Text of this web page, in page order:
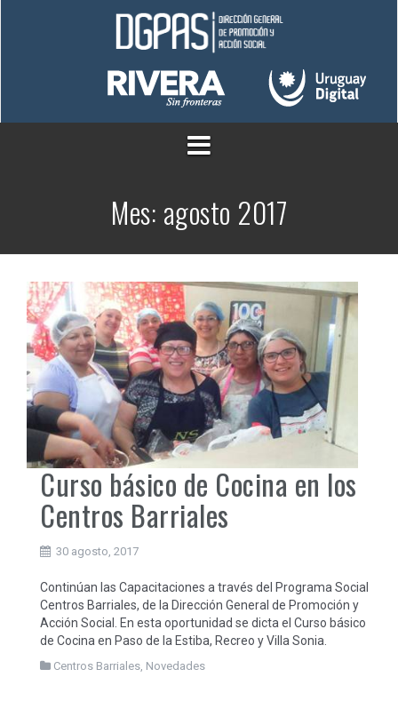
Mes: agosto 2017
Curso básico de Cocina en los
Centros Barriales
30 agosto, 2017
Continúan las Capacitaciones a través del Programa Social
Centros Barriales, de la Dirección General de Promoción y
Acción Social. En esta oportunidad se dicta el Curso básico
de Cocina en Paso de la Estiba, Recreo y Villa Sonia.
Centros Barriales Novedades